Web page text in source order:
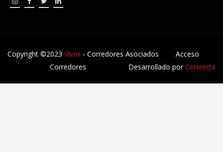
Copyright ©2023 Vivax - Corredores Asociados
Acceso
Corredores
Desarrollado porConvecta